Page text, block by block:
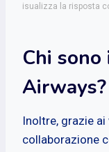
isualizza la risposta
Chi
Airways?
Inoltre, grazie
collaborazione